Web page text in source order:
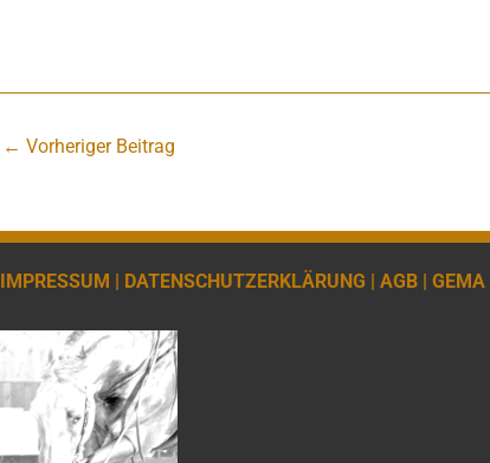
← Vorheriger Beitrag
IMPRESSUM | DATENSCHUTZERKLÄRUNG | AGB | GEMA